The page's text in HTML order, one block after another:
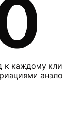
к каждому